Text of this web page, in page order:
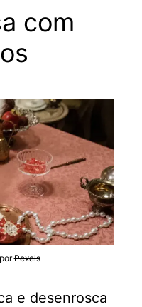
com
Pexels
e desenrosca